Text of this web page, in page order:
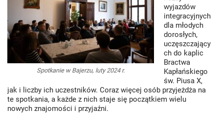
Spotkanie w Bajerzu, luty 2024 r.
wyjazdów
integracyjnych
dla młodych
dorosłych,
uczęszczający
ch do kaplic
Bractwa
Kapłańskiego
św. Piusa X,
jak i liczby ich uczestników. Coraz więcej osób przyjeżdża na
te spotkania, a każde z nich staje się początkiem wielu
nowych znajomości i przyjaźni.